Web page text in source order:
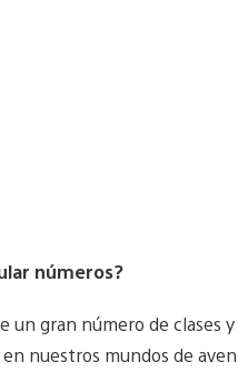
números?
gran número de clases
nuestros mundos de